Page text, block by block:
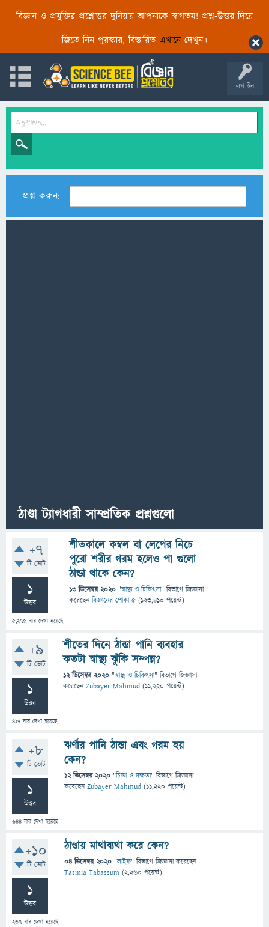
বিজ্ঞান ও প্রযুক্তির প্রশ্নোত্তর দুনিয়ায় আপনাকে স্বাগতম! প্রশ্ন-উত্তর দিয়ে
জিতে নিন পুরস্কার, বিস্তারিত এখানেদেখুন।
লগ ইন
প্রশ্ন করুন:
ঠাণ্ডা ট্যাগধারী সাম্প্রতিক প্রশ্নগুলো
+7
টি ভোট
1
উত্তর
5,275 বার দেখা হয়েছে
শীতকালে কম্বল বা লেপের নিচে
পুরো শরীর গরম হলেও পা গুলো
ঠান্ডা থাকে কেন?
13 ডিসেম্বর 2020 "স্বাস্থ্য ও চিকিৎসা" বিভাগে জিজ্ঞাসা
করেছেনবিজ্ঞানের পোকা ৫ (123,410 পয়েন্ট)
+9
টি ভোট
1
উত্তর
417 বার দেখা হয়েছে
শীতের দিনে ঠান্ডা পানি ব্যবহার
কতটা স্বাস্থ্য ঝুঁকি সম্পন্ন?
12 ডিসেম্বর 2020 "স্বাস্থ্য ও চিকিৎসা" বিভাগে জিজ্ঞাসা
করেছেনZubayer Mahmud (11,220 পয়েন্ট)
+8
টি ভোট
1
উত্তর
644 বার দেখা হয়েছে
ঝর্ণার পানি ঠান্ডা এবং গরম হয়
কেন?
12 ডিসেম্বর 2020 "চিন্তা ও দক্ষতা" বিভাগে জিজ্ঞাসা
করেছেনZubayer Mahmud (11,220 পয়েন্ট)
+10
টি ভোট
1
উত্তর
237 বার দেখা হয়েছে
ঠাণ্ডায় মাথাব্যথা করে কেন?
04 ডিসেম্বর 2020 "লাইফ" বিভাগে জিজ্ঞাসাকরেছেন
Tasmia Tabassum (2,260 পয়েন্ট)